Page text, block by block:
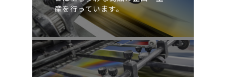
産を行っています。